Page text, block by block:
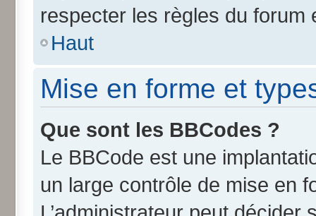
respecter les règles du forum
Haut
Mise en forme et
Que sont les BBCodes ?
Le BBCode est une
un large contrôle de mise en